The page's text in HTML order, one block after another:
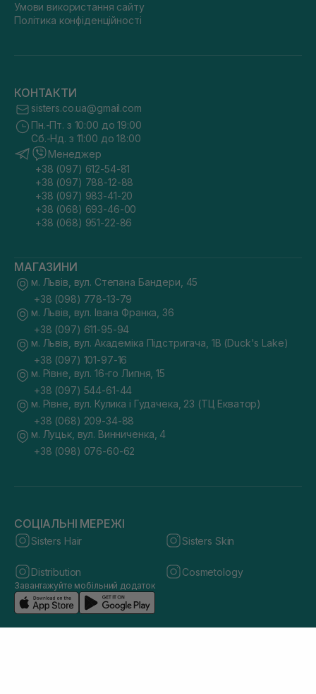
Умови використання сайту
Політика конфіденційності
КОНТАКТИ
sisters.co.ua@gmail.com
Пн.-Пт. з 10:00 до 19:00
Сб.-Нд. з 11:00 до 18:00
Менеджер
+38 (097) 612-54-81
+38 (097) 788-12-88
+38 (097) 983-41-20
+38 (068) 693-46-00
+38 (068) 951-22-86
МАГАЗИНИ
м. Львів, вул. Степана Бандери, 45
+38 (098) 778-13-79
м. Львів, вул. Івана Франка, 36
+38 (097) 611-95-94
м. Львів, вул. Академіка Підстригача, 1В (Duck's Lake)
+38 (097) 101-97-16
м. Рівне, вул. 16-го Липня, 15
+38 (097) 544-61-44
м. Рівне, вул. Кулика і Гудачека, 23 (ТЦ Екватор)
+38 (068) 209-34-88
м. Луцьк, вул. Винниченка, 4
+38 (098) 076-60-62
СОЦІАЛЬНІ МЕРЕЖІ
Sisters Hair Sisters Skin
Distribution Cosmetology
Завантажуйте мобільний додаток